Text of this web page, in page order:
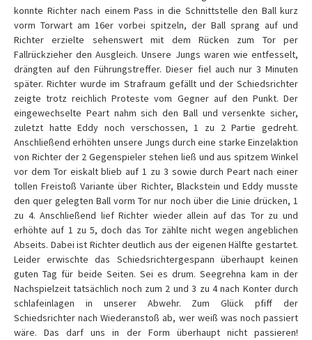
konnte Richter nach einem Pass in die Schnittstelle den Ball kurz
vorm Torwart am 16er vorbei spitzeln, der Ball sprang auf und
Richter erzielte sehenswert mit dem Rücken zum Tor per
Fallrückzieher den Ausgleich. Unsere Jungs waren wie entfesselt,
drängten auf den Führungstreffer. Dieser fiel auch nur 3 Minuten
später. Richter wurde im Strafraum gefällt und der Schiedsrichter
zeigte trotz reichlich Proteste vom Gegner auf den Punkt. Der
eingewechselte Peart nahm sich den Ball und versenkte sicher,
zuletzt hatte Eddy noch verschossen, 1 zu 2 Partie gedreht.
Anschließend erhöhten unsere Jungs durch eine starke Einzelaktion
von Richter der 2 Gegenspieler stehen ließ und aus spitzem Winkel
vor dem Tor eiskalt blieb auf 1 zu 3 sowie durch Peart nach einer
tollen Freistoß Variante über Richter, Blackstein und Eddy musste
den quer gelegten Ball vorm Tor nur noch über die Linie drücken, 1
zu 4. Anschließend lief Richter wieder allein auf das Tor zu und
erhöhte auf 1 zu 5, doch das Tor zählte nicht wegen angeblichen
Abseits. Dabei ist Richter deutlich aus der eigenen Hälfte gestartet.
Leider erwischte das Schiedsrichtergespann überhaupt keinen
guten Tag für beide Seiten. Sei es drum. Seegrehna kam in der
Nachspielzeit tatsächlich noch zum 2 und 3 zu 4 nach Konter durch
schlafeinlagen in unserer Abwehr. Zum Glück pfiff der
Schiedsrichter nach Wiederanstoß ab, wer weiß was noch passiert
wäre. Das darf uns in der Form überhaupt nicht passieren!